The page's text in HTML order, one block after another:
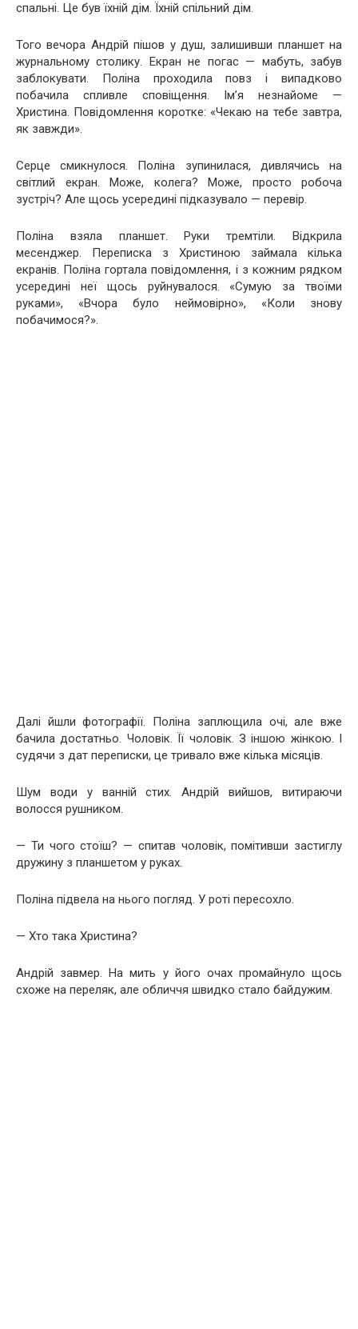
спальні. Це був їхній дім. Їхній спільний дім.
Того вечора Андрій пішов у душ, залишивши планшет на
журнальному столику. Екран не погас — мабуть, забув
заблокувати. Поліна проходила повз і випадково
побачила спливле сповіщення. Ім’я незнайоме —
Христина. Повідомлення коротке: «Чекаю на тебе завтра,
як завжди».
Серце смикнулося. Поліна зупинилася, дивлячись на
світлий екран. Може, колега? Може, просто робоча
зустріч? Але щось усередині підказувало — перевір.
Поліна взяла планшет. Руки тремтіли. Відкрила
месенджер. Переписка з Христиною займала кілька
екранів. Поліна гортала повідомлення, і з кожним рядком
усередині неї щось руйнувалося. «Сумую за твоїми
руками», «Вчора було неймовірно», «Коли знову
побачимося?».
Далі йшли фотографії. Поліна заплющила очі, але вже
бачила достатньо. Чоловік. Її чоловік. З іншою жінкою. І
судячи з дат переписки, це тривало вже кілька місяців.
Шум води у ванній стих. Андрій вийшов, витираючи
волосся рушником.
— Ти чого стоїш? — спитав чоловік, помітивши застиглу
дружину з планшетом у руках.
Поліна підвела на нього погляд. У роті пересохло.
— Хто така Христина?
Андрій завмер. На мить у його очах промайнуло щось
схоже на переляк, але обличчя швидко стало байдужим.